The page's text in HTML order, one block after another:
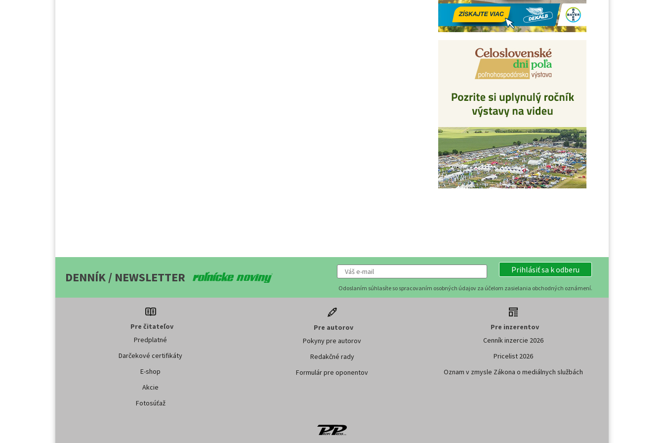
DENNÍK / NEWSLETTER Prihlásiť sa k odberu
Odoslaním súhlasíte so spracovaním osobných údajov za účelom zasielania obchodných oznámení.
Pre čitateľov
Predplatné
Darčekové certifikáty
E-shop
Akcie
Fotosúťaž
Pre autorov
Pokyny pre autorov
Redakčné rady
Formulár pre oponentov
Pre inzerentov
Cenník inzercie 2026
Pricelist 2026
Oznam v zmysle Zákona o mediálnych službách